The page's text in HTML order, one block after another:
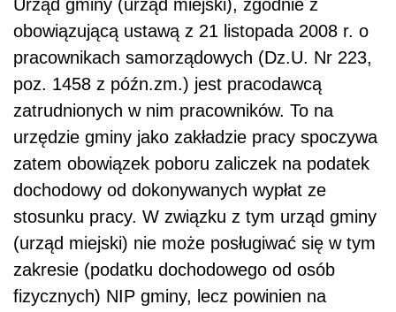
Urząd gminy (urząd miejski), zgodnie z
obowiązującą ustawą z 21 listopada 2008 r. o
pracownikach samorządowych (Dz.U. Nr 223,
poz. 1458 z późn.zm.) jest pracodawcą
zatrudnionych w nim pracowników. To na
urzędzie gminy jako zakładzie pracy spoczywa
zatem obowiązek poboru zaliczek na podatek
dochodowy od dokonywanych wypłat ze
stosunku pracy. W związku z tym urząd gminy
(urząd miejski) nie może posługiwać się w tym
zakresie (podatku dochodowego od osób
fizycznych) NIP gminy, lecz powinien na